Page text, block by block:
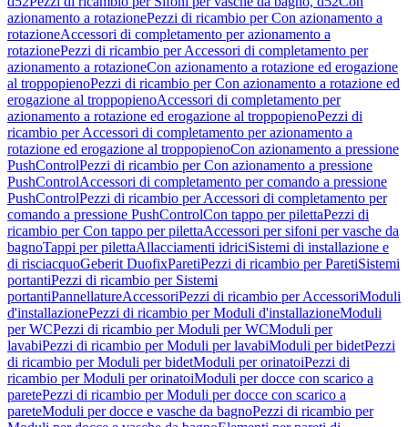
azionamento a rotazionePezzi di ricambio per Con azionamento a
rotazioneAccessori di completamento per azionamento a
rotazionePezzi di ricambio per Accessori di completamento per
azionamento a rotazioneCon azionamento a rotazione ed erogazione
al troppopienoPezzi di ricambio per Con azionamento a rotazione ed
erogazione al troppopienoAccessori di completamento per
azionamento a rotazione ed erogazione al troppopienoPezzi di
ricambio per Accessori di completamento per azionamento a
rotazione ed erogazione al troppopienoCon azionamento a pressione
PushControlPezzi di ricambio per Con azionamento a pressione
PushControlAccessori di completamento per comando a pressione
PushControlPezzi di ricambio per Accessori di completamento per
comando a pressione PushControlCon tappo per pilettaPezzi di
ricambio per Con tappo per pilettaAccessori per sifoni per vasche da
bagnoTappi per pilettaAllacciamenti idriciSistemi di installazione e
di risciacquoGeberit DuofixParetiPezzi di ricambio per ParetiSistemi
portantiPezzi di ricambio per Sistemi
portantiPannellatureAccessoriPezzi di ricambio per AccessoriModuli
d'installazionePezzi di ricambio per Moduli d'installazioneModuli
per WCPezzi di ricambio per Moduli per WCModuli per
lavabiPezzi di ricambio per Moduli per lavabiModuli per bidetPezzi
di ricambio per Moduli per bidetModuli per orinatoiPezzi di
ricambio per Moduli per orinatoiModuli per docce con scarico a
paretePezzi di ricambio per Moduli per docce con scarico a
pareteModuli per docce e vasche da bagnoPezzi di ricambio per